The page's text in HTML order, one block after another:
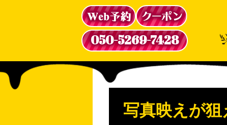
写真映えが
050-5269-7428